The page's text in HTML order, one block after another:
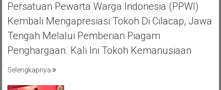
Persatuan Pewarta Warga Indonesia (PPWI)
Kembali Mengapresiasi Tokoh Di Cilacap, Jawa
Tengah Melalui Pemberian Piagam
Penghargaan. Kali Ini Tokoh Kemanusiaan
Selengkapnya